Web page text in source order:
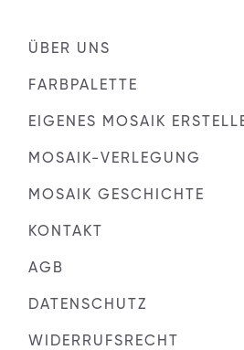
ÜBER UNS
FARBPALETTE
EIGENES MOSAIK
MOSAIK-VERLEGUNG
MOSAIK GESCHICHTE
KONTAKT
AGB
DATENSCHUTZ
WIDERRUFSRECHT